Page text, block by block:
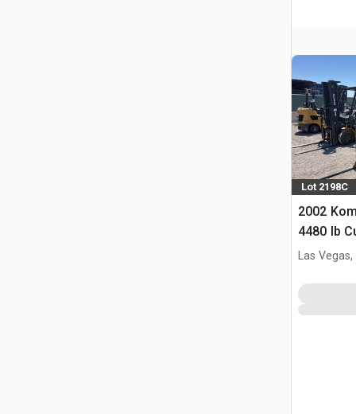
Lot 2198C
2002
4480 lb
Heftruck
Las Vegas,